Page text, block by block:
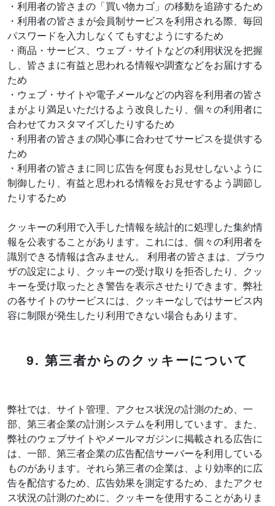
・利用者の皆さまの「買い物カゴ」の移動を追跡するため
・利用者の皆さまが会員制サービスを利用される際、毎回
パスワードを入力しなくてもすむようにするため
・商品・サービス、ウェブ・サイトなどの利用状況を把握
し、皆さまに有益と思われる情報や調査などをお届けする
ため
・ウェブ・サイトや電子メールなどの内容を利用者の皆さ
まがより満足いただけるよう改良したり、個々の利用者に
合わせてカスタマイズしたりするため
・利用者の皆さまの関心事に合わせてサービスを提供する
ため
・利用者の皆さまに同じ広告を何度もお見せしないように
制御したり、有益と思われる情報をお見せするよう調節し
たりするため
クッキーの利用で入手した情報を統計的に処理した集約情
報を公表することがあります。これには、個々の利用者を
識別できる情報は含みません。 利用者の皆さまは、ブラウ
ザの設定により、クッキーの受け取りを拒否したり、クッ
キーを受け取ったとき警告を表示させたりできます。弊社
の各サイトのサービスには、クッキーなしではサービス内
容に制限が発生したり利用できない場合もあります。
9. 第三者からのクッキーについて
弊社では、サイト管理、アクセス状況の計測のため、一
部、第三者企業の計測システムを利用しています。また、
弊社のウェブサイトやメールマガジンに掲載される広告に
は、一部、第三者企業の広告配信サーバーを利用している
ものがあります。それら第三者の企業は、より効率的に広
告を配信するため、広告効果を測定するため、またアクセ
ス状況の計測のために、クッキーを使用することがありま